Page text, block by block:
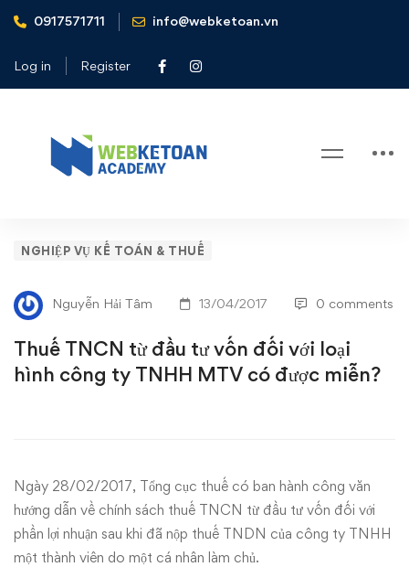
0917571711 info@webketoan.vn
Log in Register
Home
Nghiệp vụ Kế toán & Thuế
MTV có được miễn?
Thuế
TNCN
từ
đầu
đối
với
NGHIỆP VỤ KẾ TOÁN & THUẾ
Nguyễn Hải Tâm 13/04/2017 0 comments
Thuế TNCN từ đầu tư vốn đối với loại
hình công ty TNHH MTV có được miễn?
Ngày 28/02/2017, Tổng cục thuế có ban hành công văn
hướng dẫn về chính sách thuế TNCN từ đầu tư vốn đối với
phần lợi nhuận sau khi đã nộp thuế TNDN của công ty TNHH
một thành viên do một cá nhân làm chủ.